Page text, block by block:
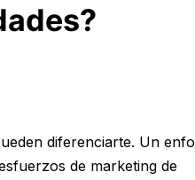
diferenciarte. Un
de marketing de